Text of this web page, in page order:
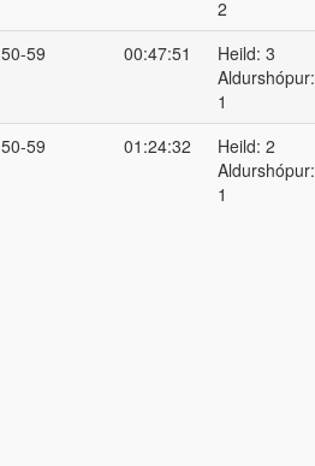
2
50-59 00:47:51
Heild: 3
Aldurshópur:
1
50-59 01:24:32
Heild: 2
Aldurshópur:
1